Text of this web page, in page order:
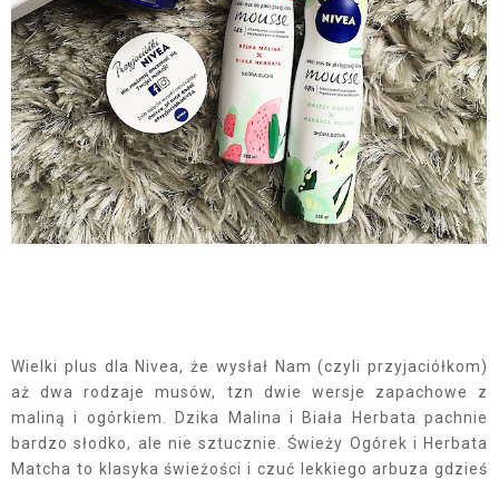
Wielki plus dla Nivea, że wysłał Nam (czyli przyjaciółkom)
aż dwa rodzaje musów, tzn dwie wersje zapachowe z
maliną i ogórkiem. Dzika Malina i Biała Herbata pachnie
bardzo słodko, ale nie sztucznie. Świeży Ogórek i Herbata
Matcha to klasyka świeżości i czuć lekkiego arbuza gdzieś